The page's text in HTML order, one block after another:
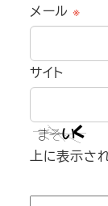
メール ※
サイト
上に表示さ